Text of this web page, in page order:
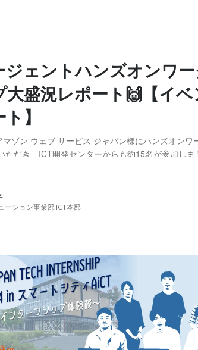
ジェントハンズオンワ
大盛況レポート🙌【イベ
】
ゾン ウェブ サービス ジャパン様にハンズオンワ
ただき、ICT開発センターからも約15名が参加しま
のDX推...
ーション事業部 ICT本部